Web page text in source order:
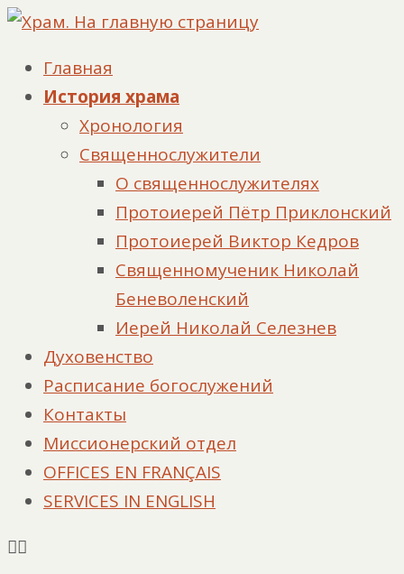
Главная
История храма
Хронология
Священнослужители
О священнослужителях
Протоиерей Пётр Приклонский
Протоиерей Виктор Кедров
Священномученик Николай
Беневоленский
Иерей Николай Селезнев
Духовенство
Расписание богослужений
Контакты
Миссионерский отдел
OFFICES EN FRANÇAIS
SERVICES IN ENGLISH